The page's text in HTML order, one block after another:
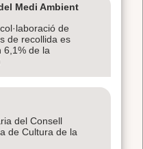
Medi Ambient
de
de recollida es
6,1% de la
del Consell
de Cultura de la